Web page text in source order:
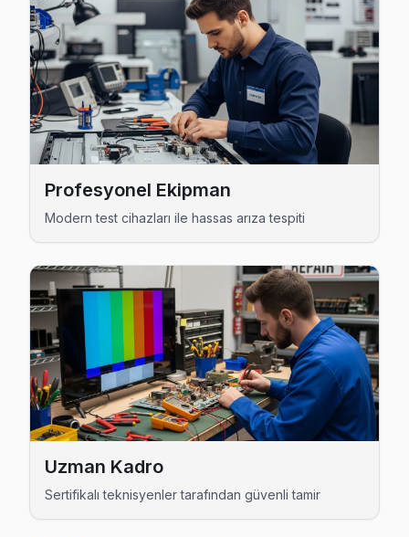
Beyoğlu'da Çatma Mescit mahallesi için Techwood TV
Çatma Mescit Techwood Açılmıyor Arıza →
Çukur Techwood Servis
Techwood TV Çukur adresinde firmware güncellemesi
Çukur Techwood Açılmıyor Arıza →
Beyoğlu'da Emekyemez bölgesi dahil tüm hizmet
Techwood Servis Merkezi →
Evliya Çelebi Techwood Servis
Evliya Çelebi'de Techwood TV güç kartı kondansatör
Techwood Servis Merkezi →
Fetihtepe Techwood Servis
Beyoğlu'da Fetihtepe mahallesi için Techwood TV fiyat
Techwood Servis Merkezi →
Firuzağa Techwood Servis
Profesyonel Ekipman
Modern test cihazları ile hassas arıza tespiti
Uzman Kadro
Sertifikalı teknisyenler tarafından güvenli tamir